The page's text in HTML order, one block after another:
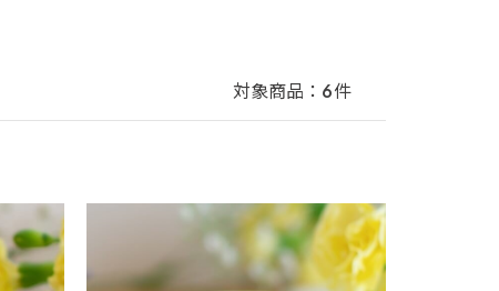
対象商品： 6件